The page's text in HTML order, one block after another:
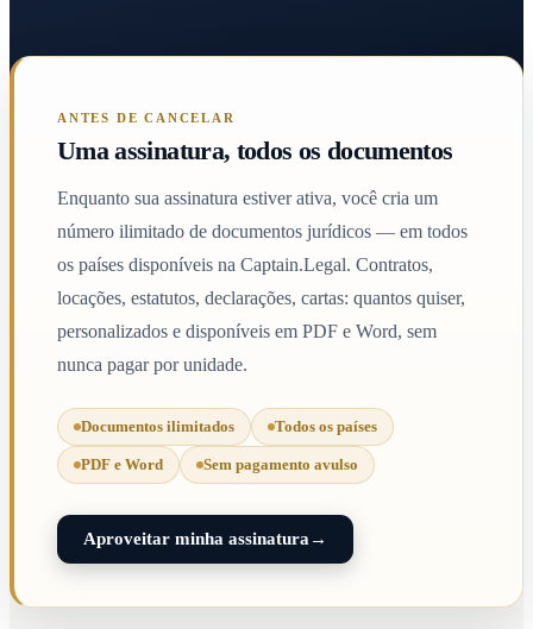
ANTES DE CANCELAR
Uma assinatura, todos os documentos
Enquanto sua assinatura estiver ativa, você cria um
número ilimitado de documentos jurídicos — em todos
os países disponíveis na Captain.Legal. Contratos,
locações, estatutos, declarações, cartas: quantos quiser,
personalizados e disponíveis em PDF e Word, sem
nunca pagar por unidade.
Documentos ilimitados Todos os países
PDF e Word Sem pagamento avulso
Aproveitar minha assinatura →